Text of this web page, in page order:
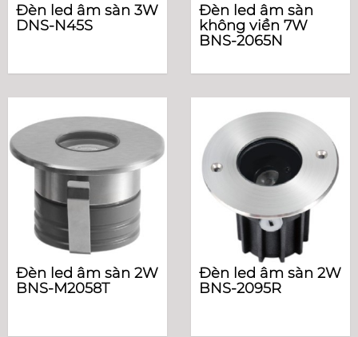
Đèn led âm sàn 3W
DNS-N45S
Đèn led âm sàn
không viền 7W
BNS-2065N
Đèn led âm sàn 2W
BNS-M2058T
Đèn led âm sàn 2W
BNS-2095R